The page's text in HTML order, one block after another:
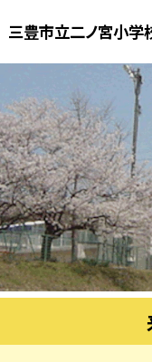
三豊市立二ノ宮小学